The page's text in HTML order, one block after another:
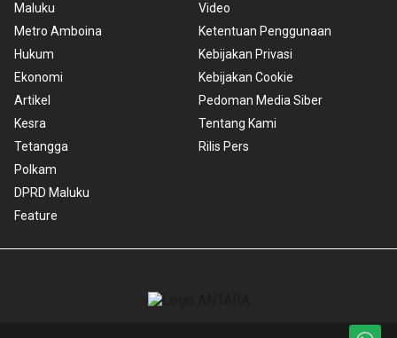
Maluku
Metro Amboina
Hukum
Ekonomi
Artikel
Kesra
Tetangga
Polkam
DPRD Maluku
Feature
Video
Ketentuan Penggunaan
Kebijakan Privasi
Kebijakan Cookie
Pedoman Media Siber
Tentang Kami
Rilis Pers